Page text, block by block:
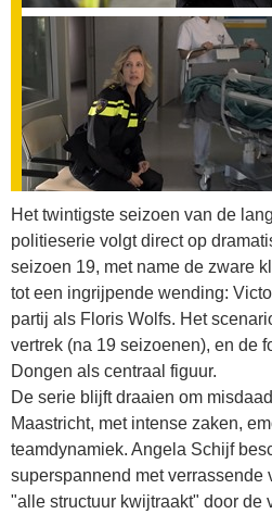
Het twintigste seizoen van de
politieserie volgt direct op
seizoen 19, met name de zware
tot een ingrijpende wending:
partij als Floris Wolfs. Het
vertrek (na 19 seizoenen), en de
Dongen als centraal figuur.
De serie blijft draaien om
Maastricht, met intense zaken,
teamdynamiek. Angela Schijf
superspannend met
"alle structuur kwijtraakt" door de